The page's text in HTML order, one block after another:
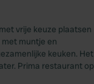
vrije keuze plaatsen
muntje en
keuken. Het
Prima restaurant op